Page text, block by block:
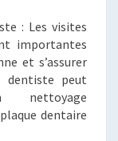
: Les visites
importantes
et s’assurer
dentiste peut
nettoyage
dentaire